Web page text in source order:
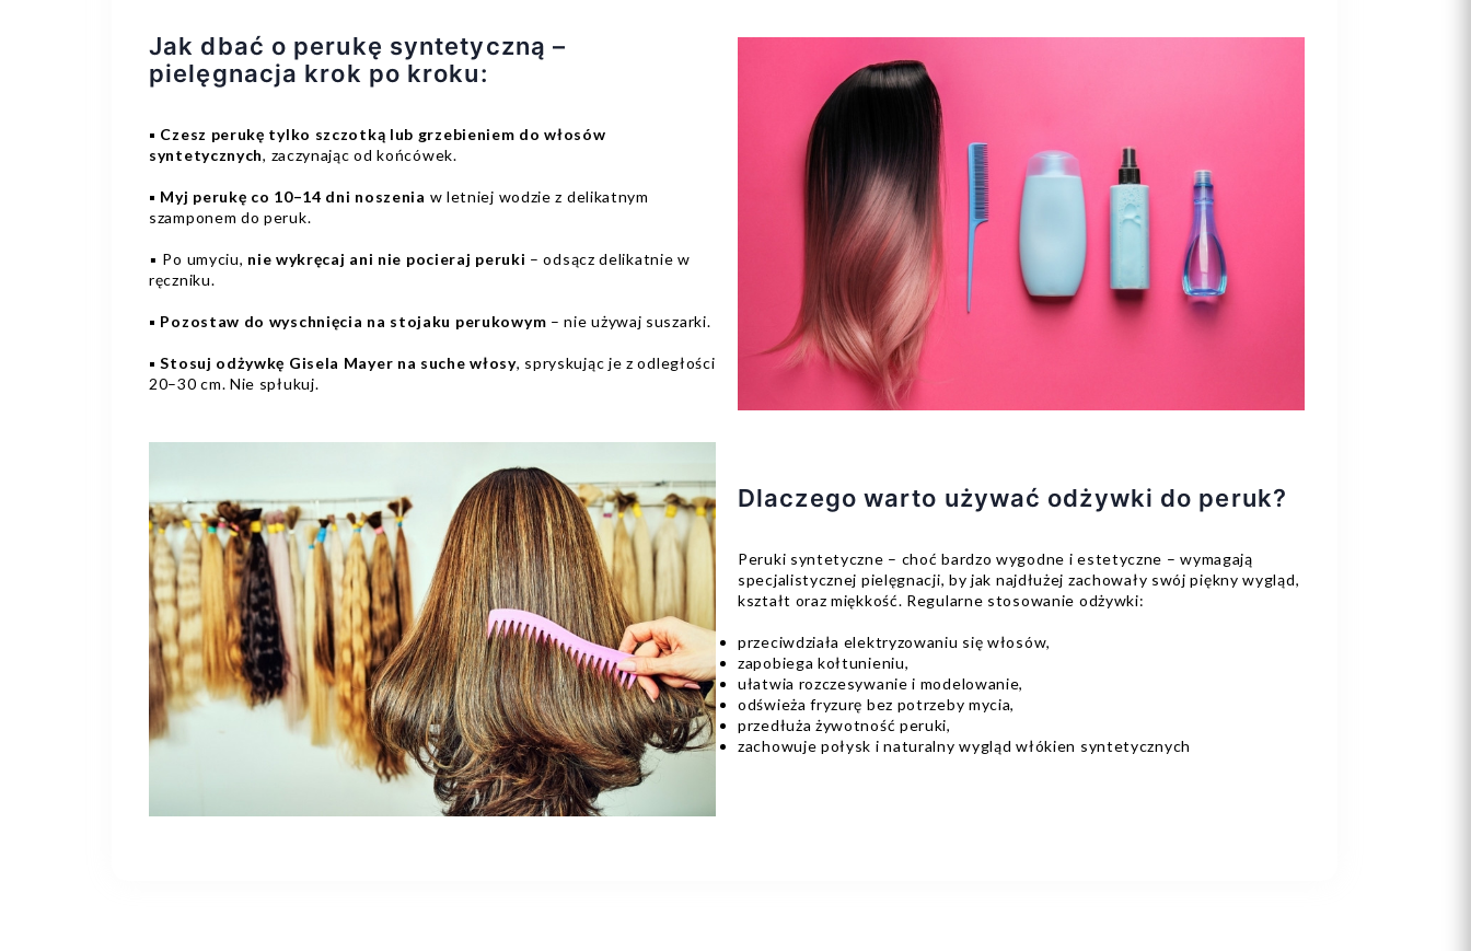
Jak dbać o perukę syntetyczną –
pielęgnacja krok po kroku:
▪️ Czesz perukę tylko szczotką lub grzebieniem do włosów
syntetycznych, zaczynając od końcówek.
▪️ Myj perukę co 10–14 dni noszenia w letniej wodzie z delikatnym
szamponem do peruk.
▪️ Po umyciu, nie wykręcaj ani nie pocieraj peruki – odsącz delikatnie w
ręczniku.
▪️ Pozostaw do wyschnięcia na stojaku perukowym – nie używaj suszarki.
▪️ Stosuj odżywkę Gisela Mayer na suche włosy, spryskując je z odległości
20–30 cm. Nie spłukuj.
Dlaczego warto używać odżywki do peruk?
Peruki syntetyczne – choć bardzo wygodne i estetyczne – wymagają
specjalistycznej pielęgnacji, by jak najdłużej zachowały swój piękny wygląd,
kształt oraz miękkość. Regularne stosowanie odżywki:
przeciwdziała elektryzowaniu się włosów,
zapobiega kołtunieniu,
ułatwia rozczesywanie i modelowanie,
odświeża fryzurę bez potrzeby mycia,
przedłuża żywotność peruki,
zachowuje połysk i naturalny wygląd włókien syntetycznych